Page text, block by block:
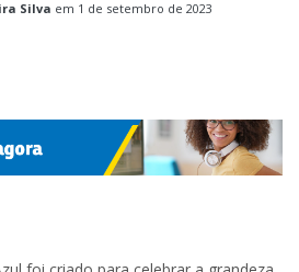
Silva em 1 de setembro de 2023